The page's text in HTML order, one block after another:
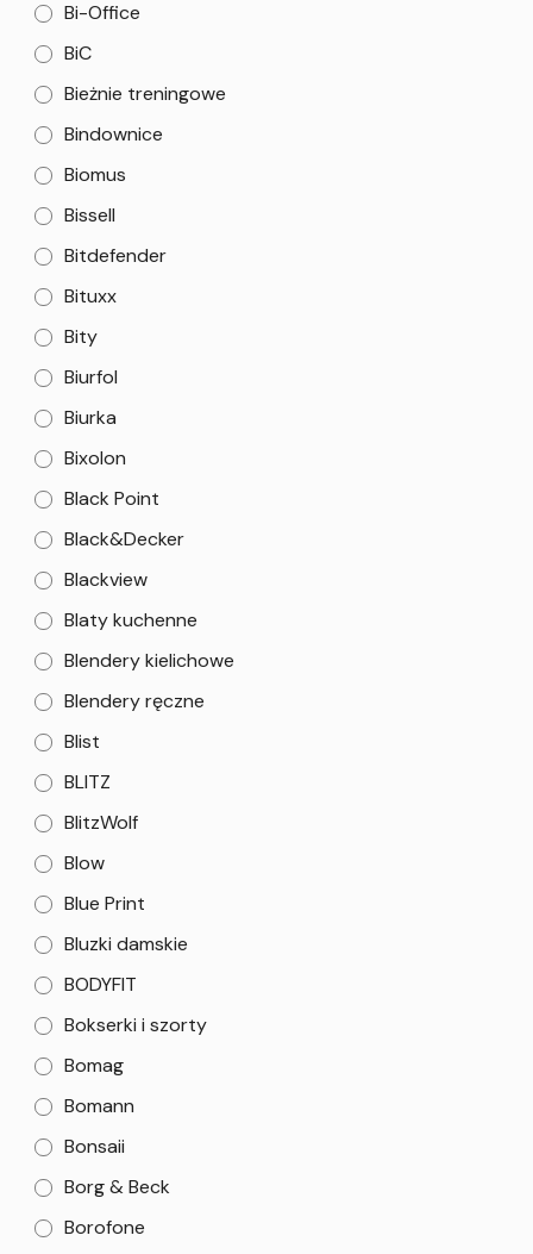
Bi-Office
BiC
Bieżnie treningowe
Bindownice
Biomus
Bissell
Bitdefender
Bituxx
Bity
Biurfol
Biurka
Bixolon
Black Point
Black&Decker
Blackview
Blaty kuchenne
Blendery kielichowe
Blendery ręczne
Blist
BLITZ
BlitzWolf
Blow
Blue Print
Bluzki damskie
BODYFIT
Bokserki i szorty
Bomag
Bomann
Bonsaii
Borg & Beck
Borofone